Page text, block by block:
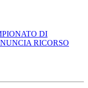
DI
RICORSO